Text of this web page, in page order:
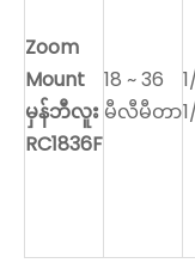
Zoom
Mount
မှန်ဘီလူး
RC1836F
18 ~ 36
မီလီမီတာ